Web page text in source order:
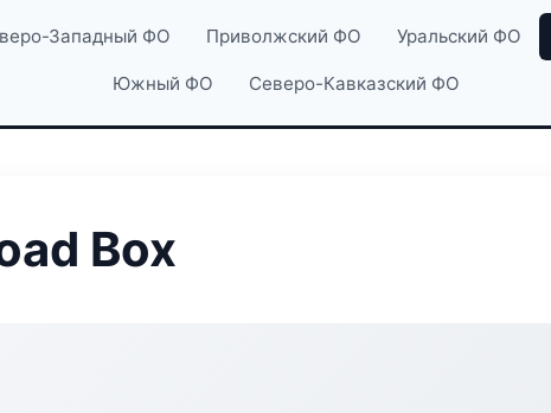
Западный ФО Приволжский ФО Уральский ФО
Южный ФО Северо-Кавказский ФО
Box